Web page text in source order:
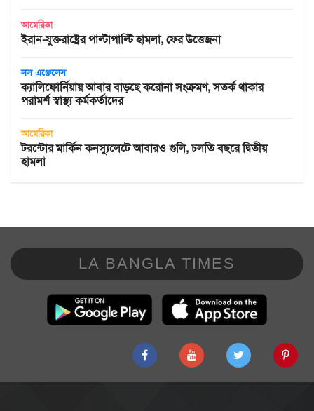
আমেরিকা
ইরান-যুক্তরাষ্ট্রের পাল্টাপাল্টি হামলা, ফের উত্তেজনা
লস এঞ্জেলেস
ক্যালিফোর্নিয়ায় আবার বাড়ছে করোনা সংক্রমণ, সতর্ক থাকার
পরামর্শ স্বাস্থ্য কর্মকর্তাদের
আমেরিকা
টরন্টোর মার্কিন কনস্যুলেটে আবারও গুলি, চলতি বছরে দ্বিতীয়
হামলা
LA BANGLA TIMES